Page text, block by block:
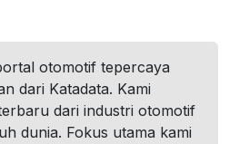
otomotif tepercaya
dari Katadata. Kami
dari industri otomotif
dunia. Fokus utama kami